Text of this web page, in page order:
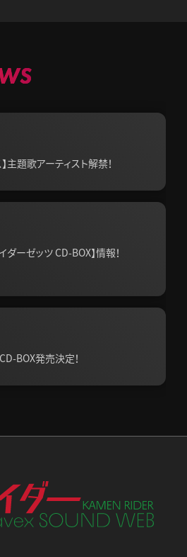
主題歌アーティスト解禁！
ーゼッツ CD-BOX】情報！
BOX発売決定！